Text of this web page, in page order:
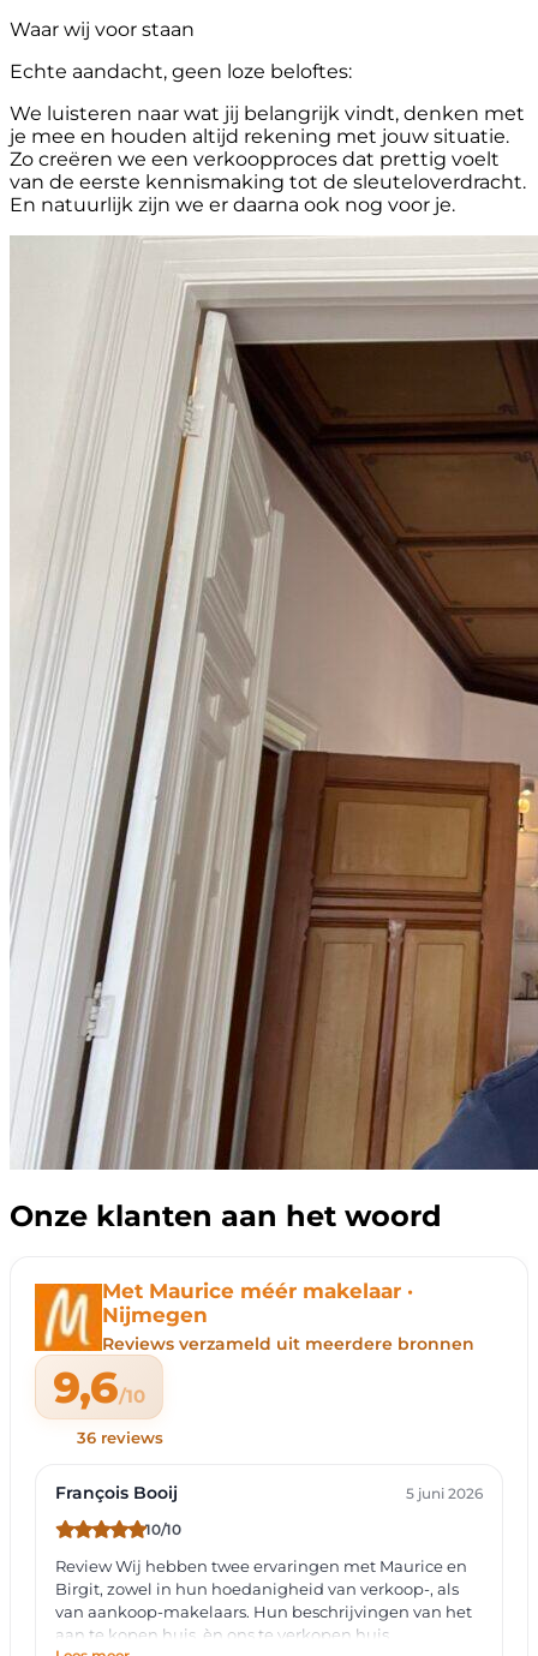
Waar wij voor staan
Echte aandacht, geen loze beloftes:
We luisteren naar wat jij belangrijk vindt, denken met
je mee en houden altijd rekening met jouw situatie.
Zo creëren we een verkoopproces dat prettig voelt
van de eerste kennismaking tot de sleuteloverdracht.
En natuurlijk zijn we er daarna ook nog voor je.
Onze klanten aan het woord